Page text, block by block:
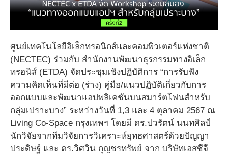
ศูนย์เทคโนโลยีอิเล็กทรอนิกส์และคอมพิวเตอร์แห่งชาติ
(NECTEC) ร่วมกับ สำนักงานพัฒนาธุรกรรมทางอิเล็ก
ทรอนิส์ (ETDA) จัดประชุมเชิงปฏิบัติการ “การรับฟัง
ความคิดเห็นที่มีต่อ (ร่าง) คู่มือ/แนวปฏิบัติเกี่ยวกับการ
ออกแบบและพัฒนาแอปพลิเคชันบนสมาร์ตโฟนสำหรับ
กลุ่มเปราะบาง” ระหว่างวันที่ 1,3 และ 4 ตุลาคม 2567 ณ
Living Co-Space กรุงเทพฯ โดยมี ดร.ปวรัตน์ นนทศิลป์
นักวิจัยจากทีมวิจัยการวิเคราะห์ยุทธศาสตร์ด้วยปัญญา
ประดิษฐ์ และ ดร.วิศวิน กุญชรทรัพย์ จาก บริษัทเอสซีจี